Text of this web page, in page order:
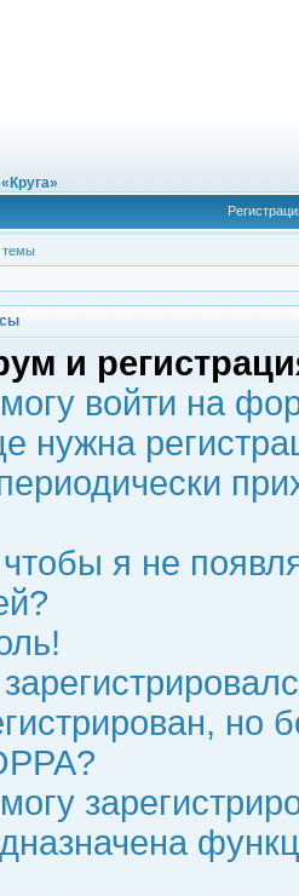
темы
и
войти на
нужна
я не
но